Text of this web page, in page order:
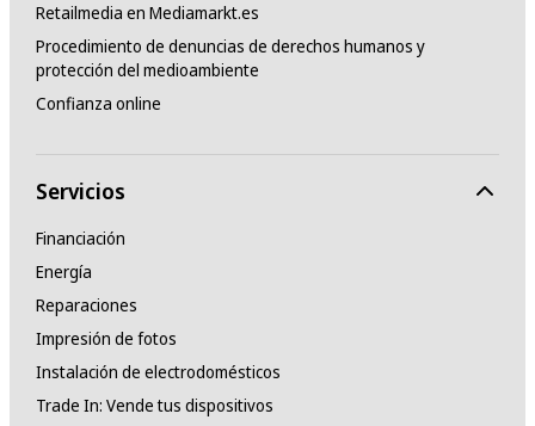
Retailmedia en Mediamarkt.es
Procedimiento de denuncias de derechos humanos y
protección del medioambiente
Confianza online
Servicios
Financiación
Energía
Reparaciones
Impresión de fotos
Instalación de electrodomésticos
Trade In: Vende tus dispositivos